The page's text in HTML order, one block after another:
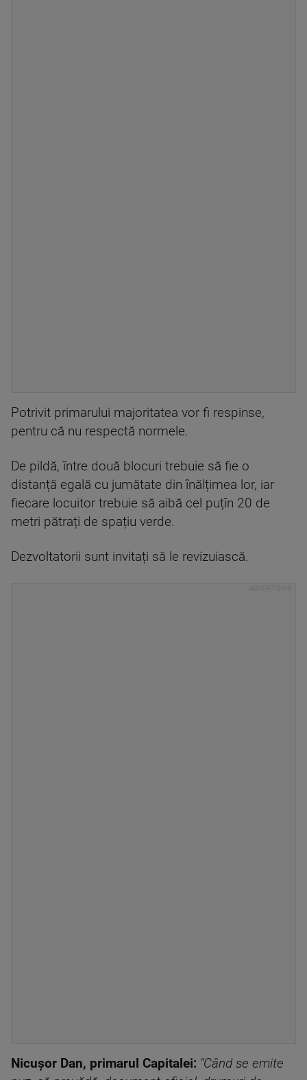
Potrivit primarului majoritatea vor fi respinse,
pentru că nu respectă normele.
De pildă, între două blocuri trebuie să fie o
distanță egală cu jumătate din înălțimea lor, iar
fiecare locuitor trebuie să aibă cel puțîn 20 de
metri pătrați de spațiu verde.
Dezvoltatorii sunt invitați să le revizuiască.
Nicușor Dan, primarul Capitalei: "Când se emite